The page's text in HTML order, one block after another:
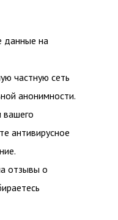
данные на
частную сеть
анонимности.
вашего
антивирусное
отзывы о